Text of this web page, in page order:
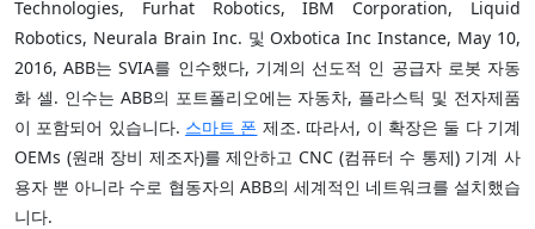
Technologies, Furhat Robotics, IBM Corporation, Liquid
Robotics, Neurala Brain Inc. 및 Oxbotica Inc Instance, May 10,
2016, ABB는 SVIA를 인수했다, 기계의 선도적 인 공급자 로봇 자동
화 셀. 인수는 ABB의 포트폴리오에는 자동차, 플라스틱 및 전자제품
이 포함되어 있습니다. 스마트 폰 제조. 따라서, 이 확장은 둘 다 기계
OEMs (원래 장비 제조자)를 제안하고 CNC (컴퓨터 수 통제) 기계 사
용자 뿐 아니라 수로 협동자의 ABB의 세계적인 네트워크를 설치했습
니다.